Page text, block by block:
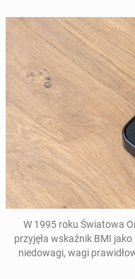
W 1995 roku Świa­towa
przyjęła wskaźnik BMI
niedowa­gi, wagi